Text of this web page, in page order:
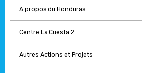
A propos du Honduras
Centre La Cuesta 2
Autres Actions et Projets